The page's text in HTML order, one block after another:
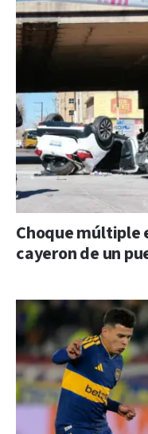
Choque múltiple
cayeron de un